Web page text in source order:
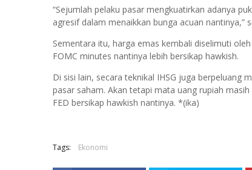
“Sejumlah pelaku pasar mengkuatirkan adanya
agresif dalam menaikkan bunga acuan nantinya,”
Sementara itu, harga emas kembali diselimuti
FOMC minutes nantinya lebih bersikap hawkish.
Di sisi lain, secara teknikal IHSG juga berpeluang
pasar saham. Akan tetapi mata uang rupiah
FED bersikap hawkish nantinya. *(ika)
Tags: Ekonomi